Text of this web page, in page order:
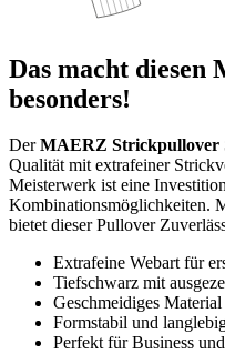
Das macht
besonders!
DerMAERZ Strickpullover
Qualität mit extrafeiner
Meisterwerk ist eine
Kombinationsmöglichkeiten.
bietet dieser Pullover
Extrafeine Webart für
Tiefschwarz mit
Geschmeidiges
Formstabil und
Perfekt für Business